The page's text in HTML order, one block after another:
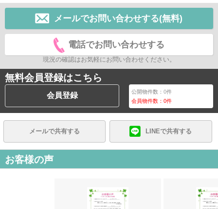
メールでお問い合わせする(無料)
電話でお問い合わせする
現況の確認はお気軽にお問い合わせください。
無料会員登録はこちら
会員登録 公開物件数：0件
会員物件数：0件
メールで共有する LINEで共有する
お客様の声